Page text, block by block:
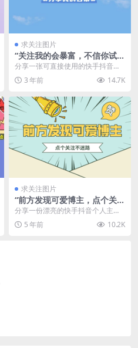
求关注图片
“关注我的会暴富，不信你试
试”快手抖音主页求关注引导背
景图
分享一张可直接使用的快手抖音个
人主页求关注引导背景图，内容为”
快乐生...
3 年前 14.7K
求关注图片
“前方发现可爱博主，点个关注
不迷路”快手抖音求关注图片
分享一份漂亮的快手抖音个人主页
顶部封面求关注的背景图：”前方发
现可爱...
5 年前 10.2K